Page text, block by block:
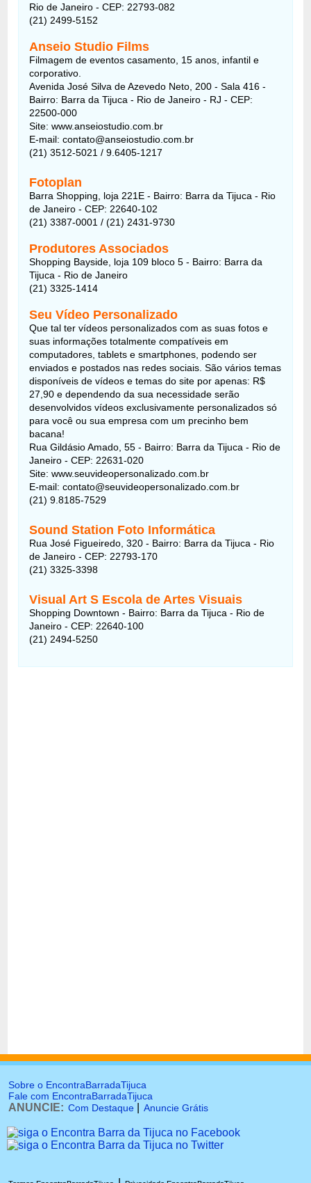
Rio de Janeiro - CEP: 22793-082
(21) 2499-5152
Anseio Studio Films
Filmagem de eventos casamento, 15 anos, infantil e
corporativo.
Avenida José Silva de Azevedo Neto, 200 - Sala 416 -
Bairro: Barra da Tijuca - Rio de Janeiro - RJ - CEP:
22500-000
Site: www.anseiostudio.com.br
E-mail: contato@anseiostudio.com.br
(21) 3512-5021 / 9.6405-1217
Fotoplan
Barra Shopping, loja 221E - Bairro: Barra da Tijuca - Rio
de Janeiro - CEP: 22640-102
(21) 3387-0001 / (21) 2431-9730
Produtores Associados
Shopping Bayside, loja 109 bloco 5 - Bairro: Barra da
Tijuca - Rio de Janeiro
(21) 3325-1414
Seu Vídeo Personalizado
Que tal ter vídeos personalizados com as suas fotos e
suas informações totalmente compatíveis em
computadores, tablets e smartphones, podendo ser
enviados e postados nas redes sociais. São vários temas
disponíveis de vídeos e temas do site por apenas: R$
27,90 e dependendo da sua necessidade serão
desenvolvidos vídeos exclusivamente personalizados só
para você ou sua empresa com um precinho bem
bacana!
Rua Gildásio Amado, 55 - Bairro: Barra da Tijuca - Rio de
Janeiro - CEP: 22631-020
Site: www.seuvideopersonalizado.com.br
E-mail: contato@seuvideopersonalizado.com.br
(21) 9.8185-7529
Sound Station Foto Informática
Rua José Figueiredo, 320 - Bairro: Barra da Tijuca - Rio
de Janeiro - CEP: 22793-170
(21) 3325-3398
Visual Art S Escola de Artes Visuais
Shopping Downtown - Bairro: Barra da Tijuca - Rio de
Janeiro - CEP: 22640-100
(21) 2494-5250
Sobre o EncontraBarradaTijuca
Fale com EncontraBarradaTijuca
ANUNCIE: Com Destaque Anuncie Grátis